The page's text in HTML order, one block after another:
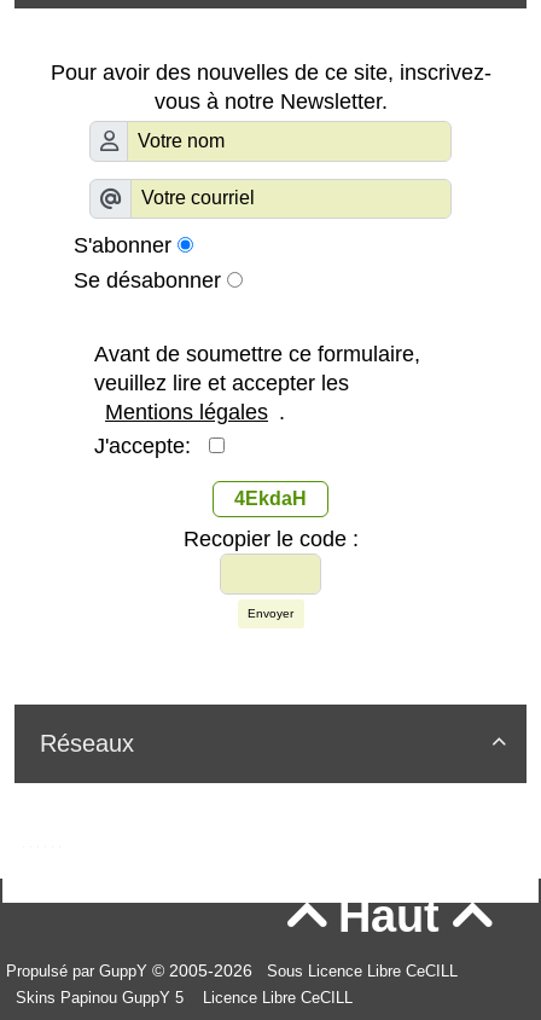
Pour avoir des nouvelles de ce site, inscrivez-
vous à notre Newsletter.
S'abonner
Se désabonner
Avant de soumettre ce formulaire,
veuillez lire et accepter les
Mentions légales .
J'accepte:
4EkdaH
Recopier le code :
Envoyer

Réseaux
Haut
Propulsé par GuppY © 2005-2026
Sous Licence Libre CeCILL
Skins Papinou GuppY 5
Licence Libre CeCILL